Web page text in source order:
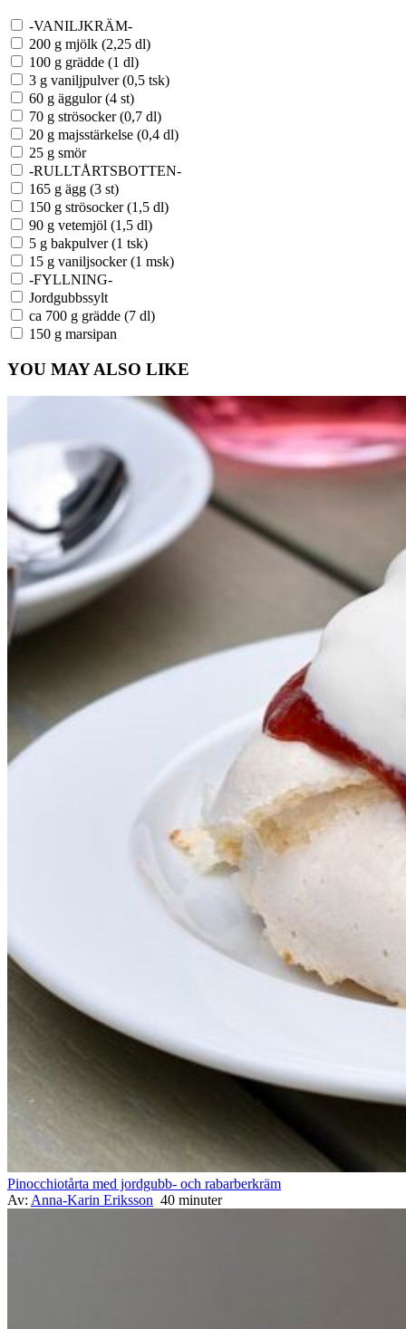
-VANILJKRÄM-
200 g mjölk (2,25 dl)
100 g grädde (1 dl)
3 g vaniljpulver (0,5 tsk)
60 g äggulor (4 st)
70 g strösocker (0,7 dl)
20 g majsstärkelse (0,4 dl)
25 g smör
-RULLTÅRTSBOTTEN-
165 g ägg (3 st)
150 g strösocker (1,5 dl)
90 g vetemjöl (1,5 dl)
5 g bakpulver (1 tsk)
15 g vaniljsocker (1 msk)
-FYLLNING-
Jordgubbssylt
ca 700 g grädde (7 dl)
150 g marsipan
YOU MAY ALSO LIKE
Pinocchiotårta med jordgubb- och rabarberkräm
Av: Anna-Karin Eriksson 40 minuter